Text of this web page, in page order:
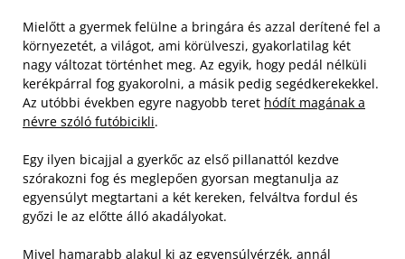
Mielőtt a gyermek felülne a bringára és azzal derítené fel a
környezetét, a világot, ami körülveszi, gyakorlatilag két
nagy változat történhet meg. Az egyik, hogy pedál nélküli
kerékpárral fog gyakorolni, a másik pedig segédkerekekkel.
Az utóbbi években egyre nagyobb teret hódít magának a
névre szóló futóbicikli.
Egy ilyen bicajjal a gyerkőc az első pillanattól kezdve
szórakozni fog és meglepően gyorsan megtanulja az
egyensúlyt megtartani a két kereken, felváltva fordul és
győzi le az előtte álló akadályokat.
Mivel hamarabb alakul ki az egyensúlyérzék, annál